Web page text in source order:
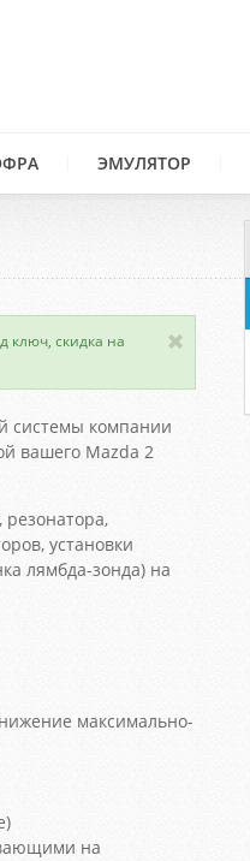
ЭМУЛЯТОР
ключ, скидка на
системы компании
вашего Mazda 2
установки
лямбда-зонда) на
максимально-
на